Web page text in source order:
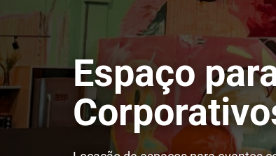
Espaço